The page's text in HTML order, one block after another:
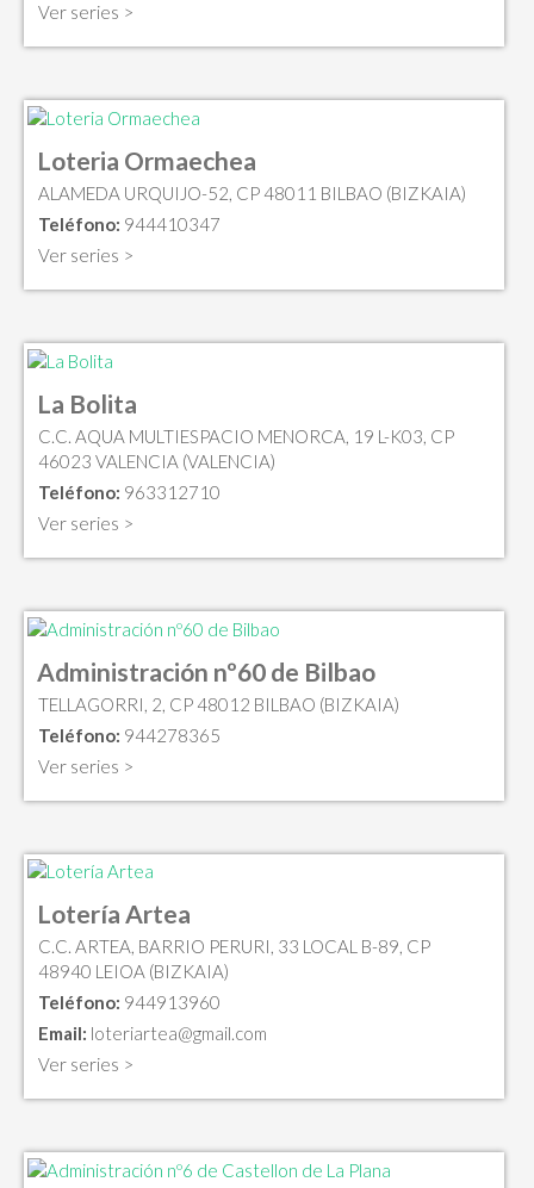
Ver series >
Loteria Ormaechea
ALAMEDA URQUIJO-52, CP 48011 BILBAO (BIZKAIA)
Teléfono: 944410347
Ver series >
La Bolita
C.C. AQUA MULTIESPACIO MENORCA, 19 L-K03, CP
46023 VALENCIA (VALENCIA)
Teléfono: 963312710
Ver series >
Administración nº60 de Bilbao
TELLAGORRI, 2, CP 48012 BILBAO (BIZKAIA)
Teléfono: 944278365
Ver series >
Lotería Artea
C.C. ARTEA, BARRIO PERURI, 33 LOCAL B-89, CP
48940 LEIOA (BIZKAIA)
Teléfono: 944913960
Email: loteriartea@gmail.com
Ver series >